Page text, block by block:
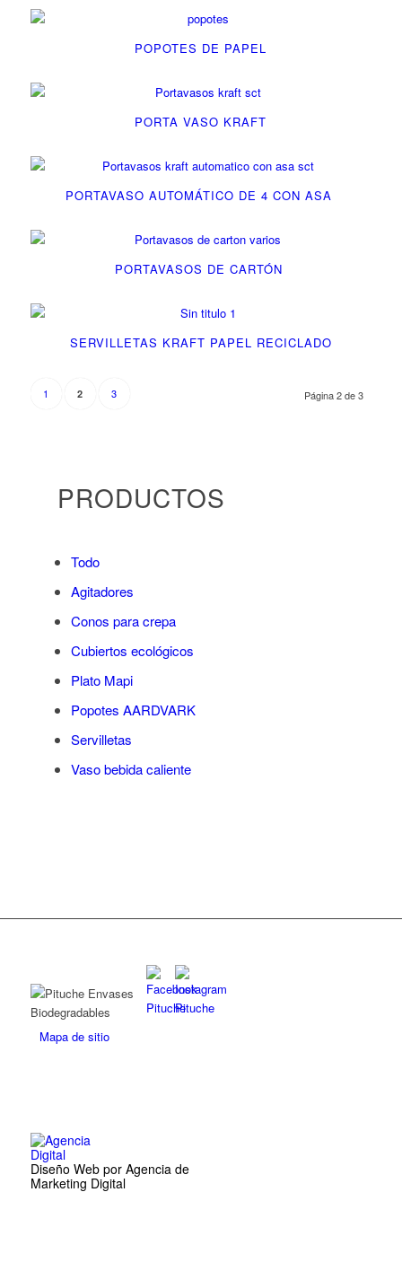
POPOTES DE PAPEL
PORTA VASO KRAFT
PORTAVASO AUTOMÁTICO DE 4 CON ASA
PORTAVASOS DE CARTÓN
SERVILLETAS KRAFT PAPEL RECICLADO
Página 2 de 3
1 2 3
PRODUCTOS
Todo
Agitadores
Conos para crepa
Cubiertos ecológicos
Plato Mapi
Popotes AARDVARK
Servilletas
Vaso bebida caliente
Mapa de sitio
Diseño Web por Agencia de
Marketing Digital